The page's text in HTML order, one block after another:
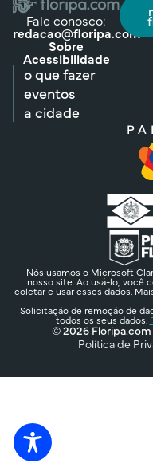
Fale conosco:
redacao@floripa.com
Sobre
Acessibilidade
o que fazer
eventos
a cidade
Nós usamos o Microsoft
nosso site. Ao usá-lo, você
coletar e usar esses dados.
Solicitação de remoção de
todos os seus dados.
© 2026
Política de